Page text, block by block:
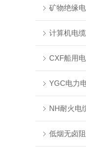
矿物绝缘
计算机电缆
CXF船用
YGC电力
NH耐火电
低烟无卤